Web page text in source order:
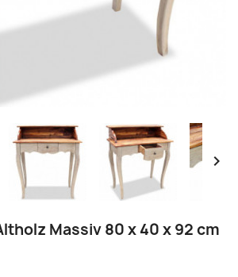

Massiv 80 x 40 x 92 cm